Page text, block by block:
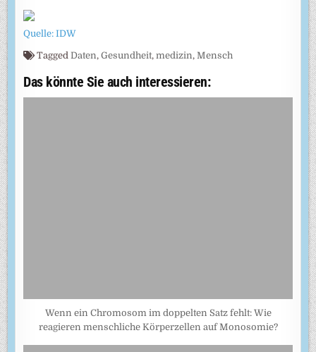
Quelle: IDW
TaggedDaten,Gesundheit,medizin,Mensch
Das könnte Sie auch interessieren:
Wenn ein Chromosom im doppelten Satz fehlt: Wie
reagieren menschliche Körperzellen auf Monosomie?